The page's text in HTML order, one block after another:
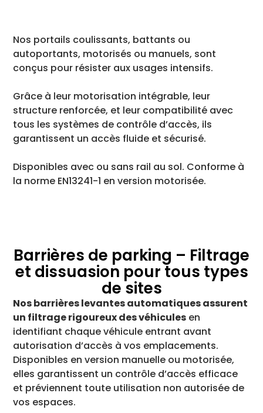
Nos portails coulissants, battants ou
autoportants, motorisés ou manuels, sont
conçus pour résister aux usages intensifs.
Grâce à leur motorisation intégrable, leur
structure renforcée, et leur compatibilité avec
tous les systèmes de contrôle d’accès, ils
garantissent un accès fluide et sécurisé.
Disponibles avec ou sans rail au sol. Conforme à
la norme EN13241-1 en version motorisée.
Barrières de parking – Filtrage
et dissuasion pour tous types
de sites
Nos barrières levantes automatiques assurent
un filtrage rigoureux des véhicules en
identifiant chaque véhicule entrant avant
autorisation d’accès à vos emplacements.
Disponibles en version manuelle ou motorisée,
elles garantissent un contrôle d’accès efficace
et préviennent toute utilisation non autorisée de
vos espaces.